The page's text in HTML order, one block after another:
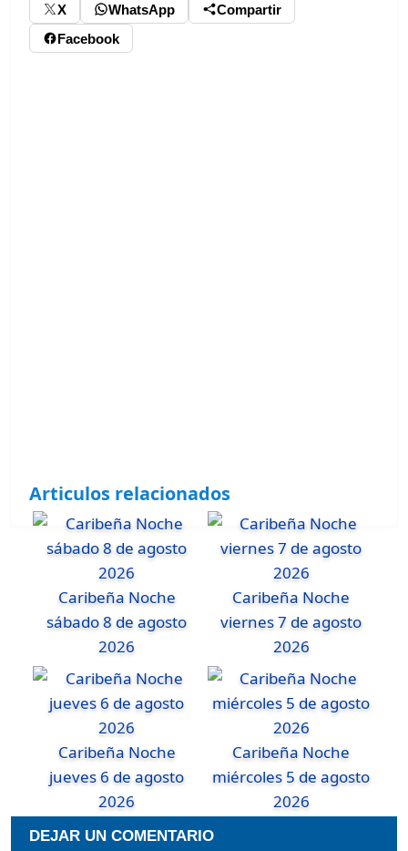
X WhatsApp
Compartir
Facebook
Articulos relacionados
Caribeña Noche
sábado 8 de agosto
2026
Caribeña Noche
viernes 7 de agosto
2026
Caribeña Noche
jueves 6 de agosto
2026
Caribeña Noche
miércoles 5 de agosto
2026
DEJAR UN COMENTARIO